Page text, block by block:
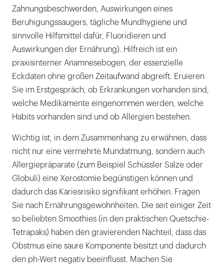
Zahnungsbeschwerden, Auswirkungen eines
Beruhigungssaugers, tägliche Mundhygiene und
sinnvolle Hilfsmittel dafür, Fluoridieren und
Auswirkungen der Ernährung). Hilfreich ist ein
praxisinterner Anamnesebogen, der essenzielle
Eckdaten ohne großen Zeitaufwand abgreift. Eruieren
Sie im Erstgespräch, ob Erkrankungen vorhanden sind,
welche Medikamente eingenommen werden, welche
Habits vorhanden sind und ob Allergien bestehen.
Wichtig ist, in dem Zusammenhang zu erwähnen, dass
nicht nur eine vermehrte Mundatmung, sondern auch
Allergiepräparate (zum Beispiel Schüssler Salze oder
Globuli) eine Xerostomie begünstigen können und
dadurch das Kariesrisiko signifikant erhöhen. Fragen
Sie nach Ernährungsgewohnheiten. Die seit einiger Zeit
so beliebten Smoothies (in den praktischen Quetschie-
Tetrapaks) haben den gravierenden Nachteil, dass das
Obstmus eine saure Komponente besitzt und dadurch
den ph-Wert negativ beeinflusst. Machen Sie